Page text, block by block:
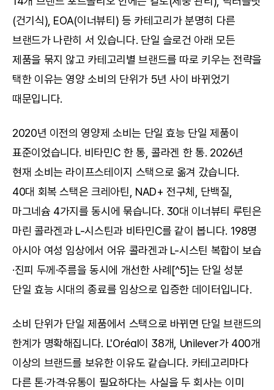
(건기식), EOA(이너뷰티) 등 카테고리가 분명히 다른
브랜드가 나란히 서 있습니다. 단일 슬로건 아래 모든
제품을 묶지 않고 카테고리별 브랜드를 따로 키우는 전략을
택한 이유는 영양 소비의 단위가 5년 사이 바뀌었기
때문입니다.
2020년 이전의 영양제 소비는 단일 효능 단일 제품이
표준이었습니다. 비타민C 한 통, 콜라겐 한 통. 2026년
현재 소비는 라이프스테이지 스택으로 옮겨 갔습니다.
40대 회복 스택은 크레아틴, NAD+ 전구체, 단백질,
마그네슘 4가지를 동시에 묶습니다. 30대 이너뷰티 루틴은
마린 콜라겐과 L-시스틴과 비타민C를 같이 봅니다. 198명
아시아 여성 임상에서 어유 콜라겐과 L-시스틴 복합이 보습
·진피 두께·주름을 동시에 개선한 사례[^5]는 단일 성분
단일 효능 시대의 종료를 임상으로 입증한 데이터입니다.
소비 단위가 단일 제품에서 스택으로 바뀌면 단일 브랜드의
한계가 명확해집니다. L'Oréal이 38개, Unilever가 400개
이상의 브랜드를 보유한 이유도 같습니다. 카테고리마다
다른 톤·가격·유통이 필요하다는 사실을 두 회사는 이미